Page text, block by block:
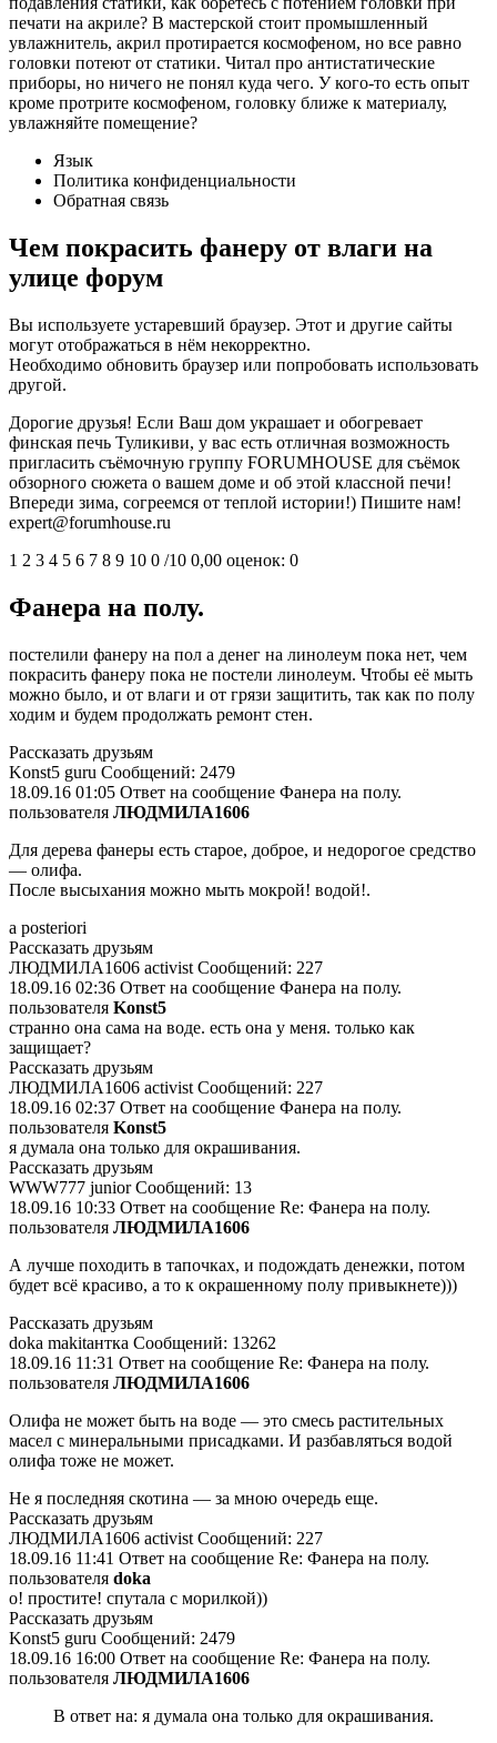
печати на акриле? В мастерской стоит промышленный
увлажнитель, акрил протирается космофеном, но все равно
головки потеют от статики. Читал про антистатические
приборы, но ничего не понял куда чего. У кого-то есть опыт
кроме протрите космофеном, головку ближе к материалу,
увлажняйте помещение?
Язык
Политика конфиденциальности
Обратная связь
Чем покрасить фанеру от влаги на
улице форум
Вы используете устаревший браузер. Этот и другие сайты
могут отображаться в нём некорректно.
Необходимо обновить браузер или попробовать использовать
другой.
Дорогие друзья! Если Ваш дом украшает и обогревает
финская печь Туликиви, у вас есть отличная возможность
пригласить съёмочную группу FORUMHOUSE для съёмок
обзорного сюжета о вашем доме и об этой классной печи!
Впереди зима, согреемся от теплой истории!) Пишите нам!
expert@forumhouse.ru
1 2 3 4 5 6 7 8 9 10 0 /10 0,00 оценок: 0
Фанера на полу.
постелили фанеру на пол а денег на линолеум пока нет, чем
покрасить фанеру пока не постели линолеум. Чтобы её мыть
можно было, и от влаги и от грязи защитить, так как по полу
ходим и будем продолжать ремонт стен.
Рассказать друзьям
Konst5 guru Сообщений: 2479
18.09.16 01:05 Ответ на сообщение Фанера на полу.
пользователя ЛЮДМИЛА1606
Для дерева фанеры есть старое, доброе, и недорогое средство
— олифа.
После высыхания можно мыть мокрой! водой!.
а posteriori
Рассказать друзьям
ЛЮДМИЛА1606 activist Сообщений: 227
18.09.16 02:36 Ответ на сообщение Фанера на полу.
пользователя Konst5
странно она сама на воде. есть она у меня. только как
защищает?
Рассказать друзьям
ЛЮДМИЛА1606 activist Сообщений: 227
18.09.16 02:37 Ответ на сообщение Фанера на полу.
пользователя Konst5
я думала она только для окрашивания.
Рассказать друзьям
WWW777 junior Сообщений: 13
18.09.16 10:33 Ответ на сообщение Re: Фанера на полу.
пользователя ЛЮДМИЛА1606
А лучше походить в тапочках, и подождать денежки, потом
будет всё красиво, а то к окрашенному полу привыкнете)))
Рассказать друзьям
doka makitaнтка Сообщений: 13262
18.09.16 11:31 Ответ на сообщение Re: Фанера на полу.
пользователя ЛЮДМИЛА1606
Олифа не может быть на воде — это смесь растительных
масел с минеральными присадками. И разбавляться водой
олифа тоже не может.
Не я последняя скотина — за мною очередь еще.
Рассказать друзьям
ЛЮДМИЛА1606 activist Сообщений: 227
18.09.16 11:41 Ответ на сообщение Re: Фанера на полу.
пользователя doka
о! простите! спутала с морилкой))
Рассказать друзьям
Konst5 guru Сообщений: 2479
18.09.16 16:00 Ответ на сообщение Re: Фанера на полу.
пользователя ЛЮДМИЛА1606
В ответ на: я думала она только для окрашивания.